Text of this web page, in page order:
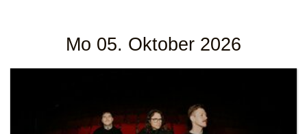
Mo 05. Oktober 2026